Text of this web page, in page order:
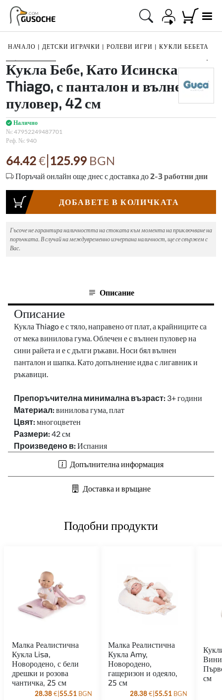
GUSOCHE
.COM
НАЧАЛО | ДЕТСКИ ИГРАЧКИ | РОЛЕВИ ИГРИ | КУКЛИ БЕБЕТА
1/4
Кукла Бебе, Като Исинска,
Thiago, с панталон и вълнен
пуловер, 42 см
Налично
№: 47952249487701
Реф. №: 940
64.42€|125.99 BGN
Поръчай онлайн още днес с доставка до2-3работни дни
ДОБАВЕТЕ В КОЛИЧКАТА
Гъсоче не гарантира наличността на стоката към момента на приключване на
поръчката. В случай на междувременно изчерпана наличност, ще се свържем с
Вас.
Описание
Описание
Кукла Thiago е с тяло, направено от плат, а крайниците са
от мека винилова гума.Облечен е с вълнен пуловер на
сини райета и е с дълги ръкави.Носи бял вълнен
панталон и шапка.Като допълнение идва с лигавник и
ръкавици.
Препоръчителна минимална възраст: 3+ години
Материал: винилова гума, плат
Цвят: многоцветен
Размери: 42 см
Произведено в: Испания
Допълнителна информация
Доставка и връщане
Подобни продукти
Малка Реалистична
Кукла Lisa,
Новородено, с бели
дрешки и розова
чантичка, 25 см
28.38€|55.51 BGN
Малка Реалистична
Кукла Amy,
Новородено,
гащеризон и одеяло,
25 см
28.38€|55.51 BGN
см